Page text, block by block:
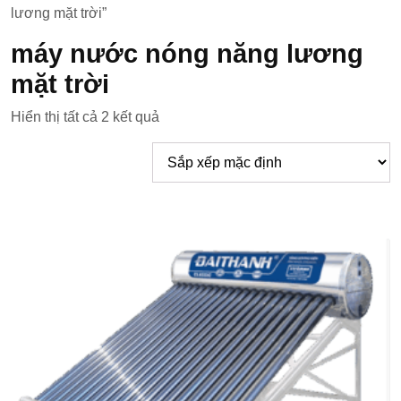
lương mặt trời”
máy nước nóng năng lương
mặt trời
Hiển thị tất cả 2 kết quả